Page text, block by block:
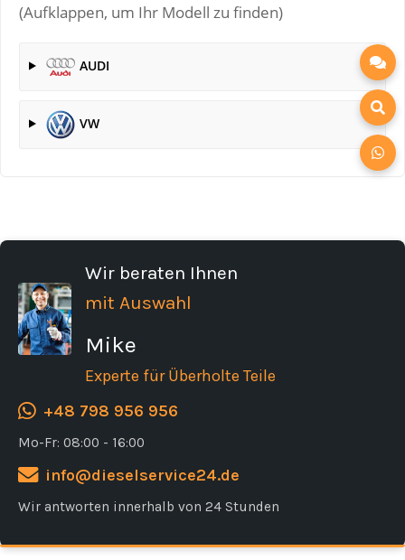
(Aufklappen, um Ihr Modell zu finden)
AUDI
VW
Wir beraten Ihnen
mit Auswahl
Mike
Experte für Überholte Teile
+48 798 956 956
Mo-Fr: 08:00 - 16:00
info@dieselservice24.de
Wir antworten innerhalb von 24 Stunden